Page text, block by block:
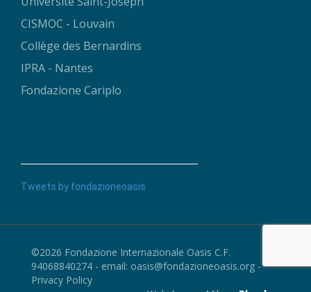
CISMOC - Louvain
Collège des Bernardins
IPRA - Nantes
Fondazione Cariplo
Tweets by fondazioneoasis
©2026 Fondazione Internazionale Oasis C.F.
94068840274 - email: oasis@fondazioneoasis.org -
Privacy Policy